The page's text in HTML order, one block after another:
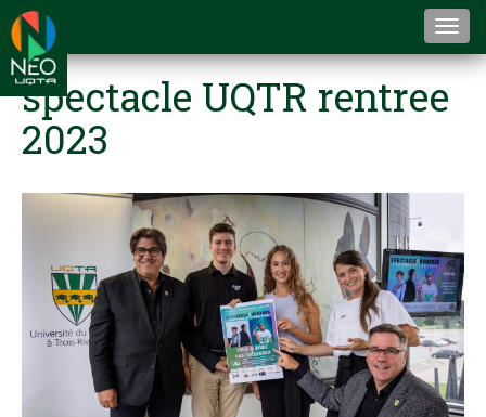
spectacle UQTR rentree
2023